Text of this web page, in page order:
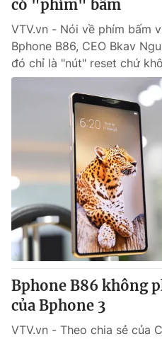
có "phím" bấm
VTV.vn - Nói về phím bấm
Bphone B86, CEO Bkav
đó chỉ là "nút" reset chứ
Bphone B86 không
của Bphone 3
VTV.vn - Theo chia sẻ của